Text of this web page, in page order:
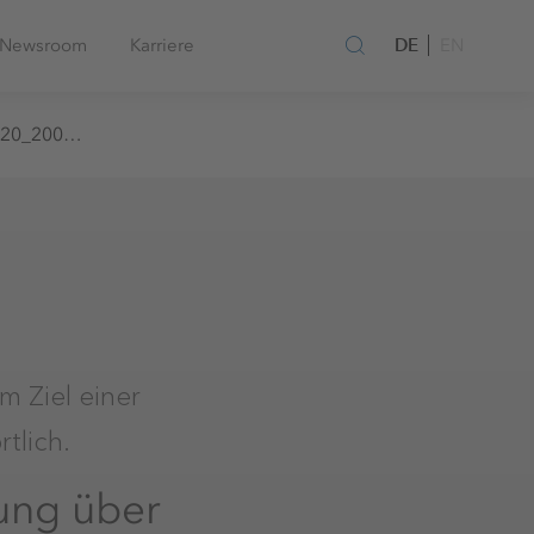
Newsroom Karriere DE
eax0020_20091209
Ziel einer
über